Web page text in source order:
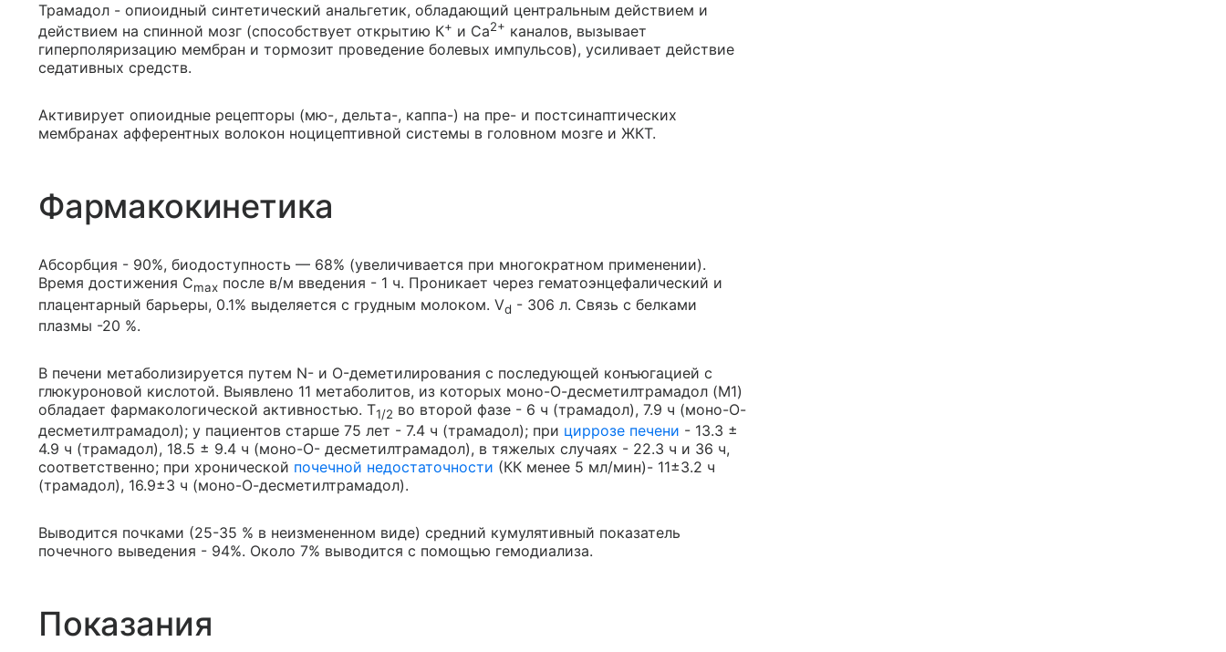
Трамадол - опиоидный синтетический анальгетик, обладающий центральным действием и
действием на спинной мозг (способствует открытию К+ и Са2+ каналов, вызывает
гиперполяризацию мембран и тормозит проведение болевых импульсов), усиливает действие
седативных средств.
Активирует опиоидные рецепторы (мю-, дельта-, каппа-) на пре- и постсинаптических
мембранах афферентных волокон ноцицептивной системы в головном мозге и ЖКТ.
Фармакокинетика
Абсорбция - 90%, биодоступность — 68% (увеличивается при многократном применении).
Время достижения Cmax после в/м введения - 1 ч. Проникает через гематоэнцефалический и
плацентарный барьеры, 0.1% выделяется с грудным молоком. Vd - 306 л. Связь с белками
плазмы -20 %.
В печени метаболизируется путем N- и O-деметилирования с последующей конъюгацией с
глюкуроновой кислотой. Выявлено 11 метаболитов, из которых моно-О-десметилтрамадол (M1)
обладает фармакологической активностью. T1/2 во второй фазе - 6 ч (трамадол), 7.9 ч (моно-О-
десметилтрамадол); у пациентов старше 75 лет - 7.4 ч (трамадол); при циррозе печени - 13.3 ±
4.9 ч (трамадол), 18.5 ± 9.4 ч (моно-О- десметилтрамадол), в тяжелых случаях - 22.3 ч и 36 ч,
соответственно; при хронической почечной недостаточности (КК менее 5 мл/мин)- 11±3.2 ч
(трамадол), 16.9±3 ч (моно-О-десметилтрамадол).
Выводится почками (25-35 % в неизмененном виде) средний кумулятивный показатель
почечного выведения - 94%. Около 7% выводится с помощью гемодиализа.
Показания